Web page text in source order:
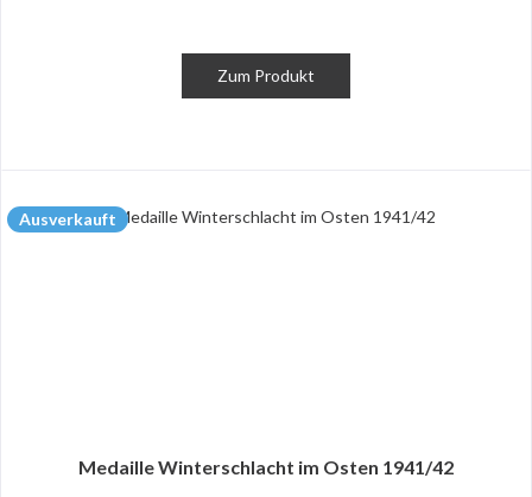
Zum Produkt
Ausverkauft
Medaille Winterschlacht im Osten 1941/42